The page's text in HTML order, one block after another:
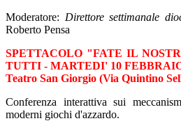
Moderatore: Direttore settimanale
Roberto Pensa
SPETTACOLO "FATE IL
TUTTI - MARTEDI' 10 FEBBRAIO
Teatro San Giorgio (Via Quintino
Conferenza interattiva sui
moderni giochi d'azzardo.